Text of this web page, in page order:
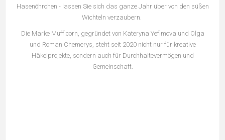
Hasenöhrchen - lassen Sie sich das ganze Jahr über von den süßen
Wichteln verzaubern.
Die Marke Mufficorn, gegründet von Kateryna Yefimova und Olga
und Roman Chemerys, steht seit 2020 nicht nur für kreative
Häkelprojekte, sondern auch für Durchhaltevermögen und
Gemeinschaft.